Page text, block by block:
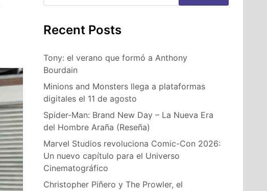
Recent Posts
Tony: el verano que formó a Anthony
Bourdain
Minions and Monsters llega a plataformas
digitales el 11 de agosto
Spider-Man: Brand New Day – La Nueva Era
del Hombre Araña (Reseña)
Marvel Studios revoluciona Comic-Con 2026:
Un nuevo capítulo para el Universo
Cinematográfico
Christopher Piñero y The Prowler, el